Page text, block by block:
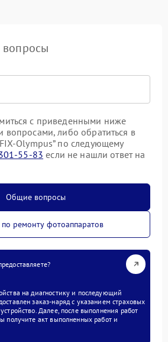
вопросы
с приведенными ниже
вопросами, либо обратиться в
Olympus” по следующему
55-83 если не нашли ответ на
Общие вопросы
ремонту фотоаппаратов
на диагностику и последующий
заказ-наряд с указанием страховых
Далее, после выполнения работ
получите акт выполненных работ и